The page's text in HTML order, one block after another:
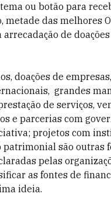
ou botão para
metade das melhores
de
doações de empresas,
grandes
de serviços,
e parcerias com
projetos com
patrimonial são outras
pelas
as fontes de
ideia.